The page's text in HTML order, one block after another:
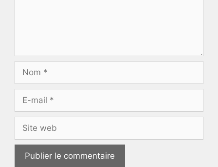
Nom
Site
web